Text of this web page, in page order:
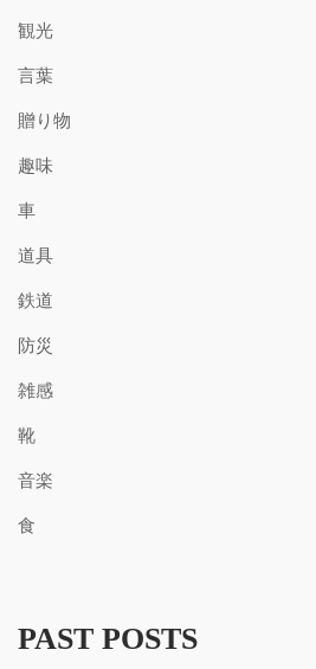
観光
言葉
贈り物
趣味
車
道具
鉄道
防災
雑感
靴
音楽
食
PAST POSTS